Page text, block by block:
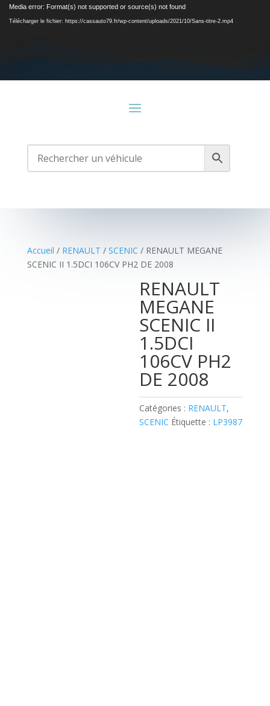
Lecteur
vidéo
Media error: Format(s) not supported or source(s) not found
Télécharger le fichier: https://cassauto79.fr/wp-content/uploads/2021/10/Sans-titre-2.mp4
Accueil / RENAULT / SCENIC / RENAULT MEGANE
SCENIC II 1.5DCI 106CV PH2 DE 2008
RENAULT
MEGANE
SCENIC II
1.5DCI
106CV PH2
DE 2008
Catégories : RENAULT,
SCENIC Étiquette : LP3987